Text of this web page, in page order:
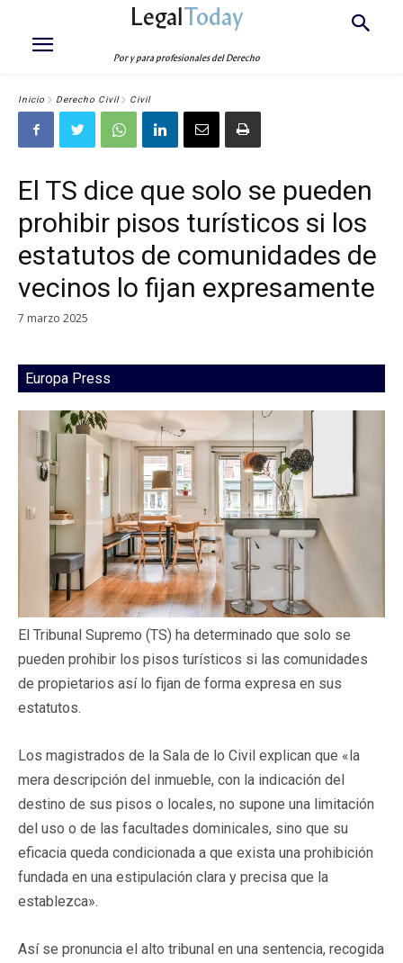
LegalToday
Por y para profesionales del Derecho
Inicio Derecho Civil Civil
El TS dice que solo se pueden
prohibir pisos turísticos si los
estatutos de comunidades de
vecinos lo fijan expresamente
7 marzo 2025
Europa Press
El Tribunal Supremo (TS) ha determinado que solo se
pueden prohibir los pisos turísticos si las comunidades
de propietarios así lo fijan de forma expresa en sus
estatutos.
Los magistrados de la Sala de lo Civil explican que «la
mera descripción del inmueble, con la indicación del
destino de sus pisos o locales, no supone una limitación
del uso o de las facultades dominicales, sino que su
eficacia queda condicionada a que exista una prohibición
fundada en una estipulación clara y precisa que la
establezca».
Así se pronuncia el alto tribunal en una sentencia, recogida